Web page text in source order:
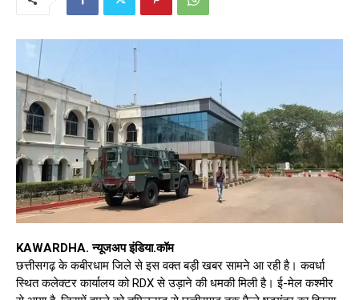
KAWARDHA. न्यूजअप इंडिया.कॉम
छत्तीसगढ़ के कबीरधाम जिले से इस वक्त बड़ी खबर सामने आ रही है। कवर्धा
स्थित कलेक्टर कार्यालय को RDX से उड़ाने की धमकी मिली है। ई-मेल कश्मीर